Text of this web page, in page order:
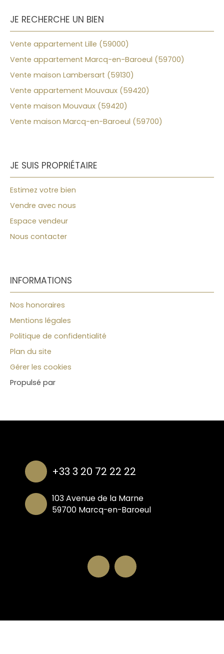
JE RECHERCHE UN BIEN
Vente appartement Lille (59000)
Vente appartement Marcq-en-Baroeul (59700)
Vente maison Lambersart (59130)
Vente appartement Mouvaux (59420)
Vente maison Mouvaux (59420)
Vente maison Marcq-en-Baroeul (59700)
JE SUIS PROPRIÉTAIRE
Estimez votre bien
Vendre avec nous
Espace vendeur
Nous contacter
INFORMATIONS
Nos honoraires
Mentions légales
Politique de confidentialité
Plan du site
Gérer les cookies
Propulsé par
+33 3 20 72 22 22
103 Avenue de la Marne
59700 Marcq-en-Baroeul